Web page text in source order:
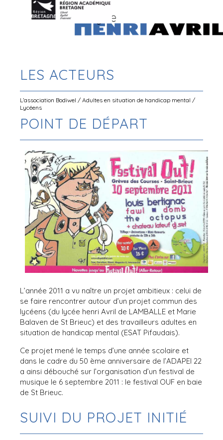
LES ACTEURS
L’association Bodiwel / Adultes en situation de handicap mental /
Lycéens
POINT DE DÉPART
L’année 2011 a vu naître un projet ambitieux : celui de
se faire rencontrer autour d’un projet commun des
lycéens (du lycée henri Avril de LAMBALLE et Marie
Balaven de St Brieuc) et des travailleurs adultes en
situation de handicap mental (ESAT Pifaudais).
Ce projet mené le temps d’une année scolaire et
dans le cadre du 50 ème anniversaire de l’ADAPEI 22
a ainsi débouché sur l’organisation d’un festival de
musique le 6 septembre 2011 : le festival OUF en baie
de St Brieuc.
SUIVI DU PROJET INITIÉ